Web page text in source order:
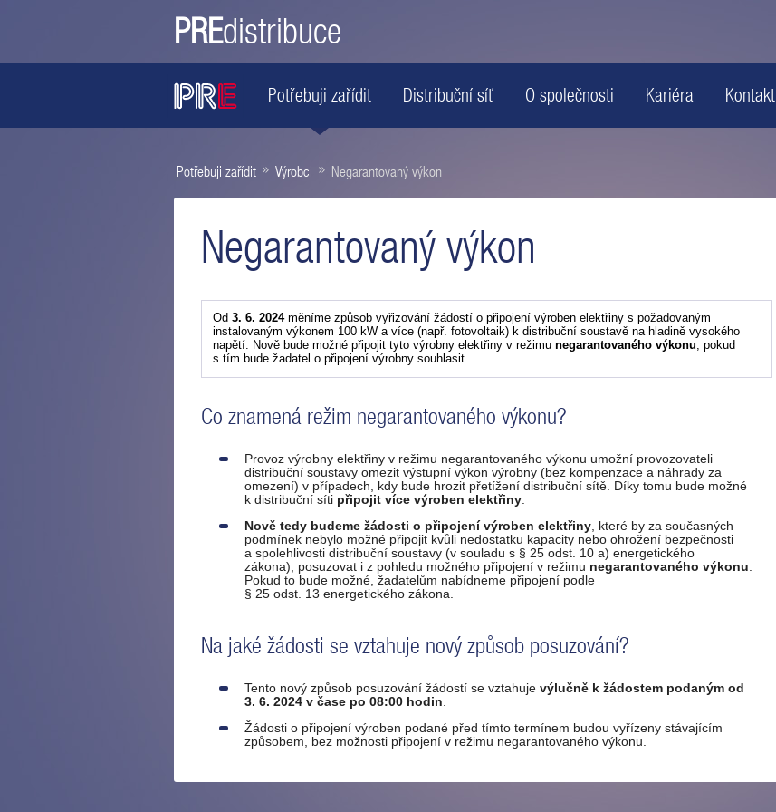
PREdistribuce
Potřebuji zařídit Distribuční síť O společnosti Kariéra Kontakt
Potřebuji zařídit » Výrobci » Negarantovaný výkon
Negarantovaný výkon
Od 3. 6. 2024měníme způsob vyřizování žádostí o připojení výroben elektřiny s požadovaným
instalovaným výkonem 100 kW a více (např. fotovoltaik) k distribuční soustavě na hladině vysokého
napětí. Nově bude možné připojit tyto výrobny elektřiny v režimu negarantovaného výkonu, pokud
s tím bude žadatel o připojení výrobny souhlasit.
Co znamená režim negarantovaného výkonu?
Provoz výrobny elektřiny v režimu negarantovaného výkonu umožní provozovateli
distribuční soustavy omezit výstupní výkon výrobny (bez kompenzace a náhrady za
omezení) v případech, kdy bude hrozit přetížení distribuční sítě. Díky tomu bude možné
k distribuční síti připojit více výroben elektřiny.
Nově tedy budeme žádosti o připojení výroben elektřiny, které by za současných
podmínek nebylo možné připojit kvůli nedostatku kapacity nebo ohrožení bezpečnosti
a spolehlivosti distribuční soustavy (v souladu s § 25 odst. 10 a) energetického
zákona), posuzovat i z pohledu možného připojení v režimu negarantovaného výkonu.
Pokud to bude možné, žadatelům nabídneme připojení podle
§ 25 odst. 13 energetického zákona.
Na jaké žádosti se vztahuje nový způsob posuzování?
Tento nový způsob posuzování žádostí se vztahuje výlučně k žádostem podaným od
3. 6. 2024 v čase po 08:00 hodin.
Žádosti o připojení výroben podané před tímto termínem budou vyřízeny stávajícím
způsobem, bez možnosti připojení v režimu negarantovaného výkonu.